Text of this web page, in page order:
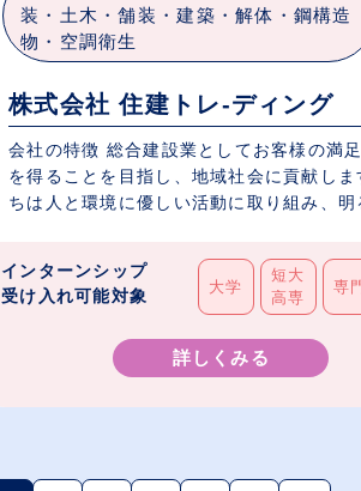
装・土木・舗装・建築・解体・鋼構造
物・空調衛生
株式会社 住建トレ-ディング
会社の特徴 総合建設業としてお客様の満
を得ることを目指し、地域社会に貢献しま
ちは人と環境に優しい活動に取り組み、明
インターンシップ
受け入れ可能対象
大学
短大
高専
専
詳しくみる